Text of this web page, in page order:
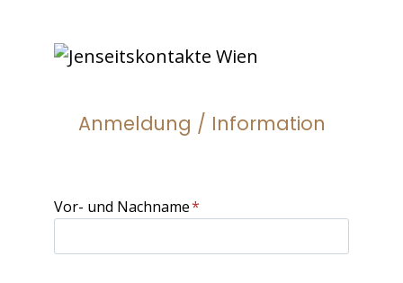
Anmeldung / Information
Vor- und Nachname*